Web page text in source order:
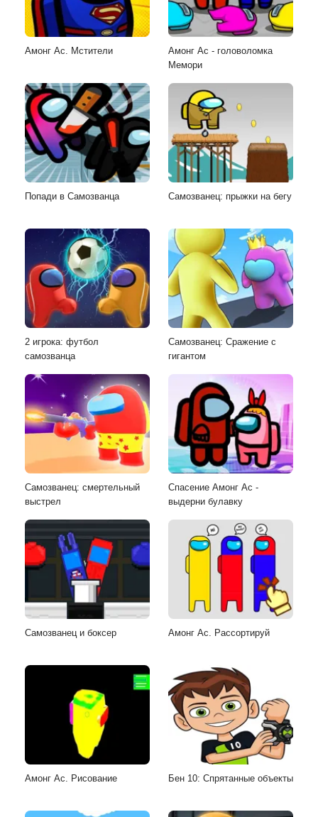
Амонг Ас. Мстители
Амонг Ас - головоломка
Мемори
Попади в Самозванца Самозванец: прыжки на бегу
2 игрока: футбол
самозванца
Самозванец: Сражение с
гигантом
Самозванец: смертельный
выстрел
Спасение Амонг Ас -
выдерни булавку
Самозванец и боксер Амонг Ас. Рассортируй
Амонг Ас. Рисование Бен 10: Спрятанные объекты